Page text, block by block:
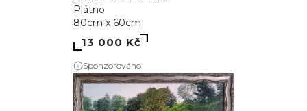
Plátno
80cm x 60cm
13 000 Kč
Sponzorováno